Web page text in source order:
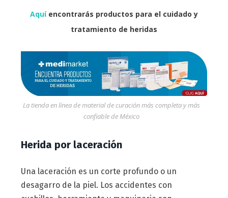
Aquíencontrarás productos para el cuidado y
tratamiento de heridas
La tienda en línea de material de curación más completa y más
confiable de México
Herida por laceración
Una laceración es un corte profundo o un
desagarro de la piel. Los accidentes con